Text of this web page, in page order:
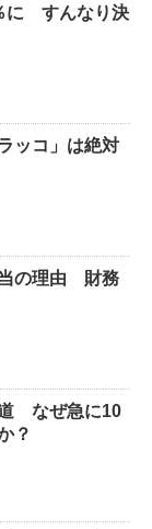
に すんなり決
ッコ」は絶対
の理由 財務
なぜ急に10
？